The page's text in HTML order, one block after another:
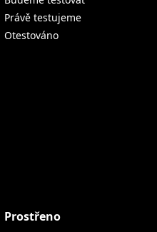
Právě testujeme
Otestováno
Prostřeno